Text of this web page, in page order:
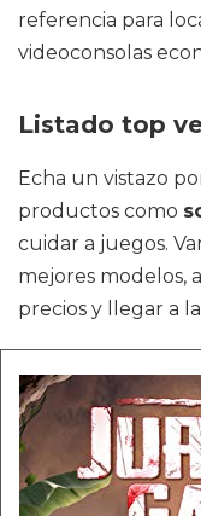
referencia para
videoconsolas
Listado top
Echa un vistazo
productos como
cuidar a juegos.
mejores modelos,
precios y llegar a